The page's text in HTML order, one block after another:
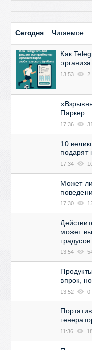
Сегодня Читаемое
Как
13:53 2
Паркер
17:36
10
подарят
17:34
Может ли
17:30
может
градусов
13:54
впрок,
13:52 0
11:36